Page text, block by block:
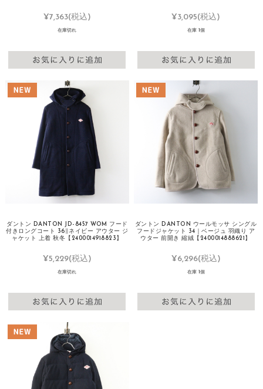
¥7,363(税込)
在庫切れ
¥3,095(税込)
在庫 1個
ダントン DANTON JD-8457 WOM フード
付きロングコート 36∥ネイビー アウター ジ
ャケット 上着 秋冬【2400014918823】
¥5,229(税込)
在庫切れ
ダントン DANTON ウールモッサ シングル
フードジャケット 34｜ベージュ 羽織り ア
ウター 前開き 縮絨【2400014888621】
¥6,296(税込)
在庫 1個